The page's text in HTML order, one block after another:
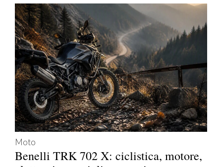
Moto
Benelli TRK 702 X: ciclistica, motore,